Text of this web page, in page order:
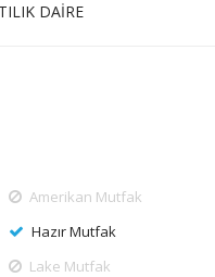
DAİRE
Amerikan Mutfak
Hazır Mutfak
Lake Mutfak